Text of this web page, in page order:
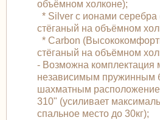
объёмном холконе);
* Silver с ионами серебра
стёганый на объёмном
* Carbon
стёганый на объёмном
- Возможна комплектация
независимым пружинным
шахматным
310" (усиливает
спальное место до 30кг);